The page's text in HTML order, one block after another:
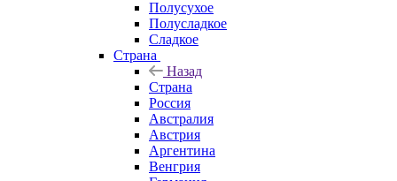
Полусухое
Полусладкое
Сладкое
Страна
Назад
Страна
Россия
Австралия
Австрия
Аргентина
Венгрия